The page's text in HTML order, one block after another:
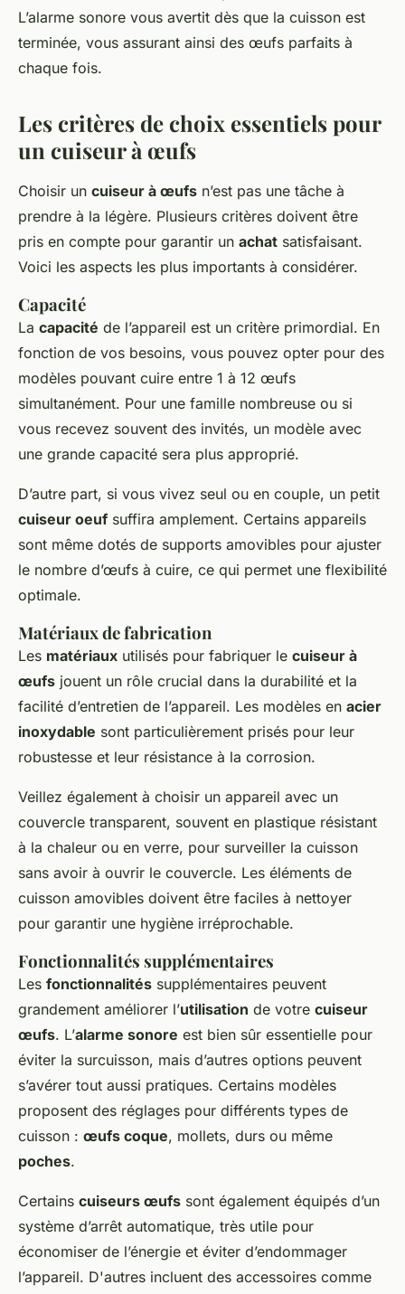
L’alarme sonore vous avertit dès que la cuisson est
terminée, vous assurant ainsi des œufs parfaits à
chaque fois.
Les critères de choix essentiels pour
un cuiseur à œufs
Choisir un cuiseur à œufs n’est pas une tâche à
prendre à la légère. Plusieurs critères doivent être
pris en compte pour garantir un achat satisfaisant.
Voici les aspects les plus importants à considérer.
Capacité
La capacité de l’appareil est un critère primordial. En
fonction de vos besoins, vous pouvez opter pour des
modèles pouvant cuire entre 1 à 12 œufs
simultanément. Pour une famille nombreuse ou si
vous recevez souvent des invités, un modèle avec
une grande capacité sera plus approprié.
D’autre part, si vous vivez seul ou en couple, un petit
cuiseur oeuf suffira amplement. Certains appareils
sont même dotés de supports amovibles pour ajuster
le nombre d’œufs à cuire, ce qui permet une flexibilité
optimale.
Matériaux de fabrication
Les matériaux utilisés pour fabriquer le cuiseur à
œufs jouent un rôle crucial dans la durabilité et la
facilité d’entretien de l’appareil. Les modèles en acier
inoxydable sont particulièrement prisés pour leur
robustesse et leur résistance à la corrosion.
Veillez également à choisir un appareil avec un
couvercle transparent, souvent en plastique résistant
à la chaleur ou en verre, pour surveiller la cuisson
sans avoir à ouvrir le couvercle. Les éléments de
cuisson amovibles doivent être faciles à nettoyer
pour garantir une hygiène irréprochable.
Fonctionnalités supplémentaires
Les fonctionnalités supplémentaires peuvent
grandement améliorer l’utilisation de votre cuiseur
œufs. L’alarme sonore est bien sûr essentielle pour
éviter la surcuisson, mais d’autres options peuvent
s’avérer tout aussi pratiques. Certains modèles
proposent des réglages pour différents types de
cuisson : œufs coque, mollets, durs ou même
poches.
Certains cuiseurs œufs sont également équipés d’un
système d’arrêt automatique, très utile pour
économiser de l’énergie et éviter d’endommager
l’appareil. D'autres incluent des accessoires comme